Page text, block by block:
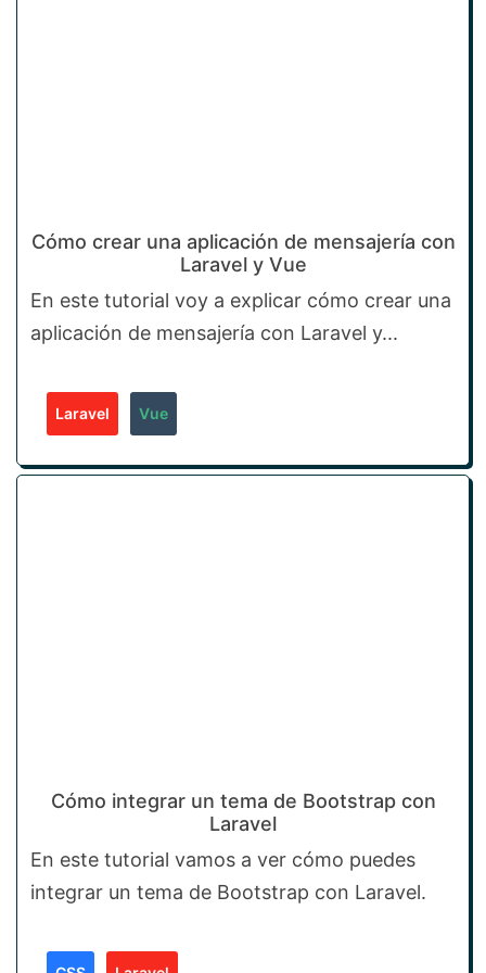
Cómo crear una aplicación de mensajería con
Laravel y Vue
En este tutorial voy a explicar cómo crear una
aplicación de mensajería con Laravel y...
Laravel Vue
Cómo integrar un tema de Bootstrap con
Laravel
En este tutorial vamos a ver cómo puedes
integrar un tema de Bootstrap con Laravel.